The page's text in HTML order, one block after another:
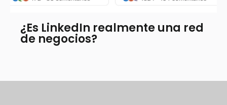
¿Es LinkedIn realmente una red
de negocios?